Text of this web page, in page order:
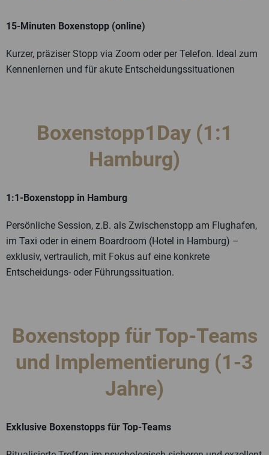
15-Minuten Boxenstopp (online)
Kurzer, präziser Stopp via Zoom oder per Telefon. Ideal zum
Kennenlernen und für akute Entscheidungssituationen
Boxenstopp1Day (1:1
Hamburg)
1:1‑Boxenstopp in Hamburg
Persönliche Session, z.B. als Zwischenstopp am Flughafen,
im Taxi oder in einem Boardroom (Hotel in Hamburg) –
exklusiv, vertraulich, mit Fokus auf eine konkrete
Entscheidungs- oder Führungssituation.
Boxenstopp für Top-Teams
und Implementierung (1-3
Jahre)
Exklusive Boxenstopps für Top-Teams